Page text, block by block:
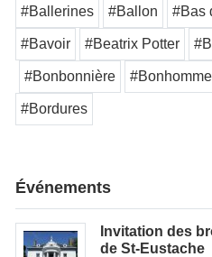
#Ballerines #Ballon #Bas
#Bavoir #Beatrix Potter
#Bonbonnière
#Bordures
Événements
Invitation des
de St-Eustache